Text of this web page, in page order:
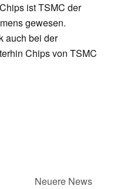
ist TSMC der
gewesen.
auch bei der
Chips von TSMC
Neuere News